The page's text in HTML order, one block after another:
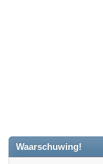
Waarschuwing!